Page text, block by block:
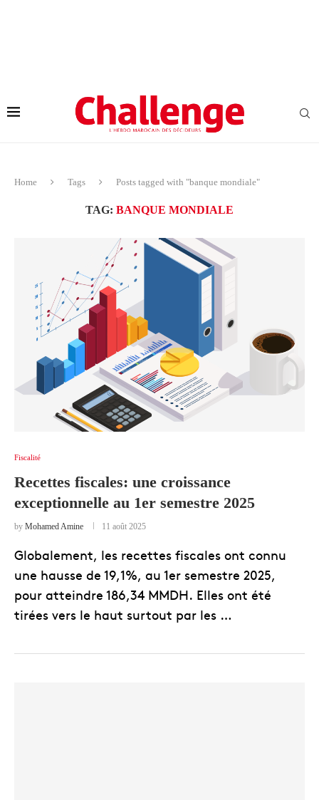
Home Tags Posts tagged with "banque mondiale"
TAG: BANQUE MONDIALE
Fiscalité
Recettes fiscales: une croissance
exceptionnelle au 1er semestre 2025
by Mohamed Amine 11 août 2025
Globalement, les recettes fiscales ont connu
une hausse de 19,1%, au 1er semestre 2025,
pour atteindre 186,34 MMDH. Elles ont été
tirées vers le haut surtout par les …